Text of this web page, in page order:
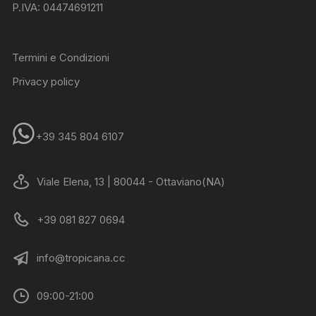
P.IVA: 04474691211
Termini e Condizioni
Privacy policy
+39 345 804 6107
Viale Elena, 13 | 80044 - Ottaviano(NA)
+39 081 827 0694
info@tropicana.cc
09:00-21:00